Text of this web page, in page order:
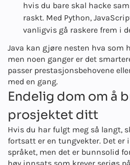
hvis du bare skal hacke
raskt. Med Python,
vanligvis gå raskere frem i
Java kan gjøre nesten hva som
men noen ganger er det
passer prestasjonsbehovene
med en gang.
Endelig dom om å
prosjektet ditt
Hvis du har fulgt meg så langt,
fortsatt er en tungvekter. Det er
språket, men det er bunnsolid